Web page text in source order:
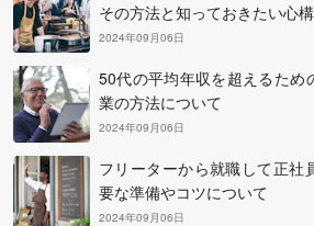
その方法と知っておきたい心構
2024年09月06日
50代の平均年収を超えるため
業の方法について
2024年09月06日
フリーターから就職して正社
要な準備やコツについて
2024年09月06日